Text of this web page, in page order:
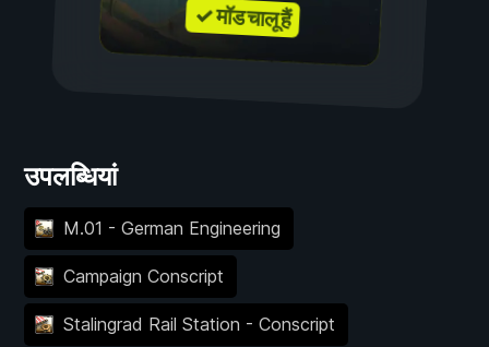
✓ मॉड चालू हैं
उपलब्धियां
M.01 - German Engineering
Campaign Conscript
Stalingrad Rail Station - Conscript